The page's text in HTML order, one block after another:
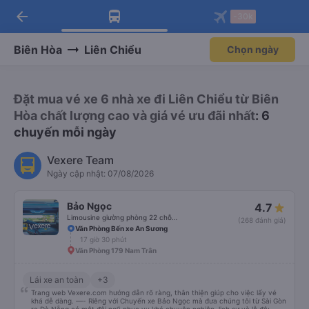
Tải app Vexere ngay!
Nhận ưu đãi thành viên độc
Mở app
Tải app Vexere
-30k/ghế khi đặt vé máy bay qua
Mở app
arrow_back
Biên Hòa Liên Chiểu Chọn ngày
Đặt mua vé xe 6 nhà xe đi Liên Chiểu từ Biên
Hòa chất lượng cao và giá vé ưu đãi nhất: 6
chuyến mỗi ngày
Vexere Team
Ngày cập nhật: 07/08/2026
Bảo Ngọc 4.7
(268 đánh giá)
Văn Phòng Bến xe An Sương
17 giờ 30 phút
Văn Phòng 179 Nam Trân
Lái xe an toàn +3
Trang web Vexere.com hướng dẫn rõ ràng, thân thiện giúp cho việc lấy vé
khá dễ dàng. —- Riêng với Chuyến xe Bảo Ngọc mà đưa chúng tôi từ Sài Gòn